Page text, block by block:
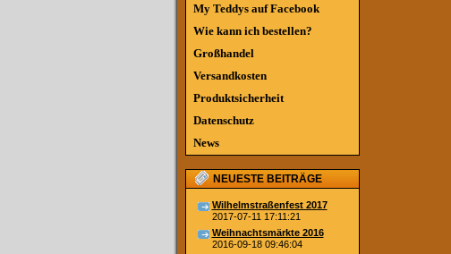
My Teddys auf Facebook
Wie kann ich bestellen?
Großhandel
Versandkosten
Produktsicherheit
Datenschutz
News
NEUESTE BEITRÄGE
Wilhelmstraßenfest 2017
2017-07-11 17:11:21
Weihnachtsmärkte 2016
2016-09-18 09:46:04